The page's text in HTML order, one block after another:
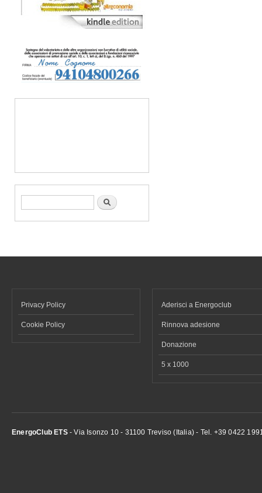
Form di ricerca Cerca
Privacy Policy
Cookie Policy
Aderisci a Energoclub
Rinnova adesione
Donazione
5 x 1000
EnergoClub ETS- Via Isonzo 10 - 31100 Treviso (Italia) - Tel. +39 0422